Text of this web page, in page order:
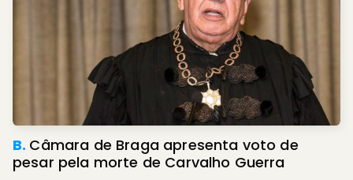
B. Câmara de Braga apresenta voto de
pesar pela morte de Carvalho Guerra